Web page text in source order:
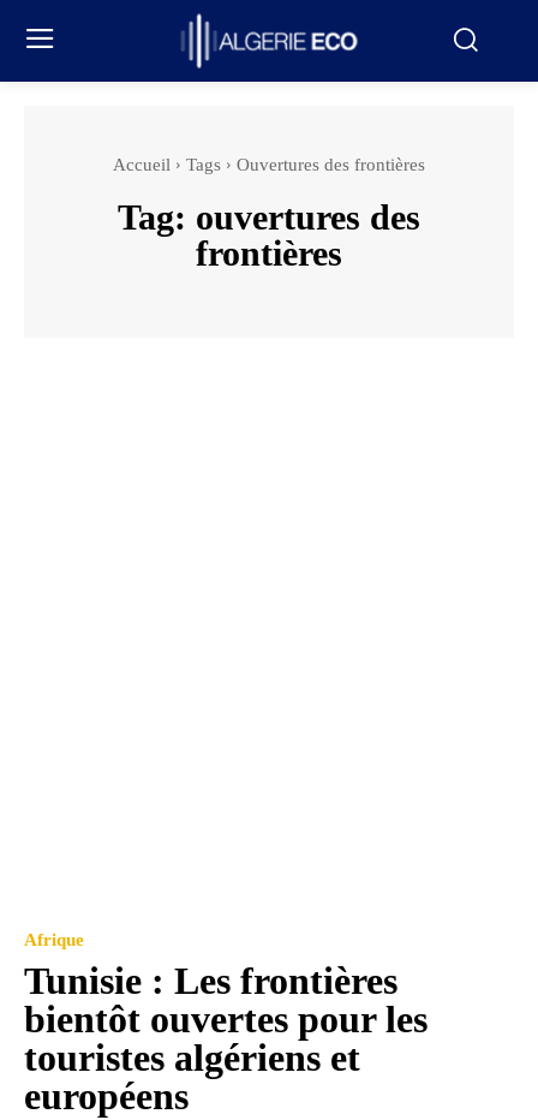
Accueil Tags Ouvertures des frontières
Tag: ouvertures des
frontières
Afrique
Tunisie : Les frontières
bientôt ouvertes pour les
touristes algériens et
européens